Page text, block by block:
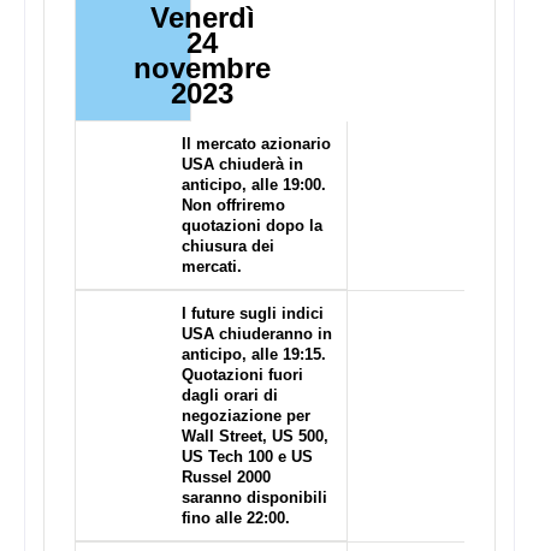
Venerdì
24
novembre
2023
Il mercato azionario
USA chiuderà in
anticipo, alle 19:00.
Non offriremo
quotazioni dopo la
chiusura dei
mercati.
I future sugli indici
USA chiuderanno in
anticipo, alle 19:15.
Quotazioni fuori
dagli orari di
negoziazione per
Wall Street, US 500,
US Tech 100 e US
Russel 2000
saranno disponibili
fino alle 22:00.